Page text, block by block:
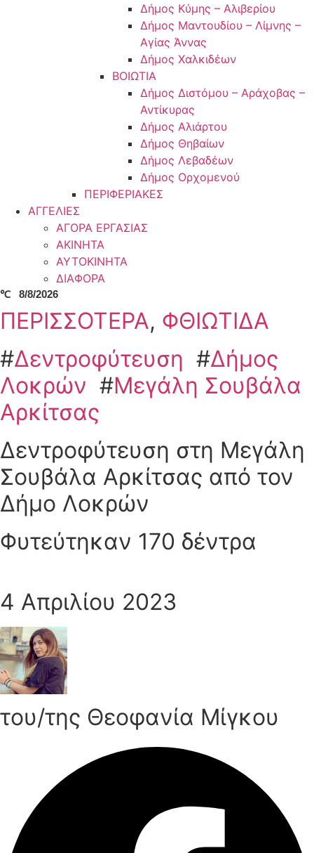
Δήμος Κύμης – Αλιβερίου
Δήμος Μαντουδίου – Λίμνης –
Αγίας Άννας
Δήμος Χαλκιδέων
ΒΟΙΩΤΙΑ
Δήμος Διστόμου – Αράχοβας –
Αντίκυρας
Δήμος Αλιάρτου
Δήμος Θηβαίων
Δήμος Λεβαδέων
Δήμος Ορχομενού
ΠΕΡΙΦΕΡΙΑΚΕΣ
ΑΓΓΕΛΙΕΣ
ΑΓΟΡΑ ΕΡΓΑΣΙΑΣ
ΑΚΙΝΗΤΑ
ΑΥΤΟΚΙΝΗΤΑ
ΔΙΑΦΟΡΑ
℃ 8/8/2026
ΠΕΡΙΣΣΟΤΕΡΑ, ΦΘΙΩΤΙΔΑ
#Δεντροφύτευση #Δήμος
Λοκρών #Μεγάλη Σουβάλα
Αρκίτσας
Δεντροφύτευση στη Μεγάλη
Σουβάλα Αρκίτσας από τον
Δήμο Λοκρών
Φυτεύτηκαν 170 δέντρα
4 Απριλίου 2023
του/της Θεοφανία Μίγκου